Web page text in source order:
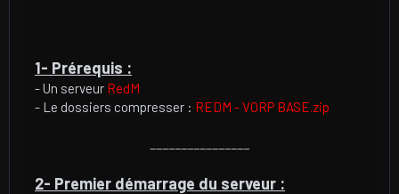
1- Prérequis :
- Un serveur RedM
- Le dossiers compresser : REDM - VORP BASE.zip
2- Premier démarrage du serveur :